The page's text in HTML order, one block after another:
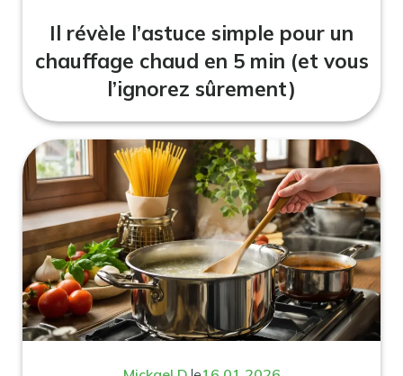
Il révèle l’astuce simple pour un
chauffage chaud en 5 min (et vous
l’ignorez sûrement)